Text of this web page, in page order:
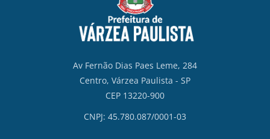
Av Fernão Dias Paes Leme, 284
Centro, Várzea Paulista - SP
CEP 13220-900
CNPJ: 45.780.087/0001-03